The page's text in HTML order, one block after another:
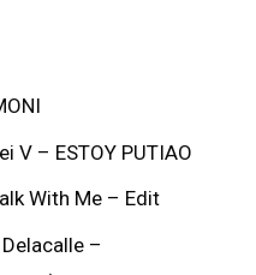
V – ESTOY PUTIAO
With Me – Edit
–